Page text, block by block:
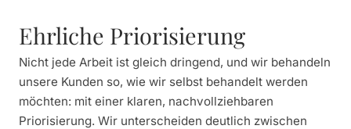
Ehrliche Priorisierung
Nicht jede Arbeit ist gleich dringend, und wir behandeln
unsere Kunden so, wie wir selbst behandelt werden
möchten: mit einer klaren, nachvollziehbaren
Priorisierung. Wir unterscheiden deutlich zwischen